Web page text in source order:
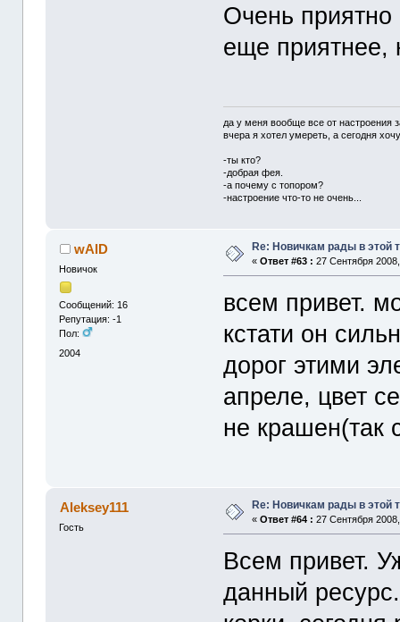
Очень
еще приятнее,
да у меня вообще все от настроения
вчера я хотел умереть, а сегодня
-ты кто?
-добрая фея.
-а почему с топором?
-настроение что-то не очень...
wAlD
Новичок
Сообщений: 16
Репутация: -1
Пол:
2004
Re: Новичкам рады в этой
«Ответ #63 : 27 Сентября
всем привет.
кстати он
дорог этими
апреле, цвет
не
Aleksey111
Гость
Re: Новичкам рады в этой
«Ответ #64 : 27 Сентября
Всем привет.
данный